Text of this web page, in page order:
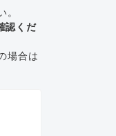
。
認くだ
場合は